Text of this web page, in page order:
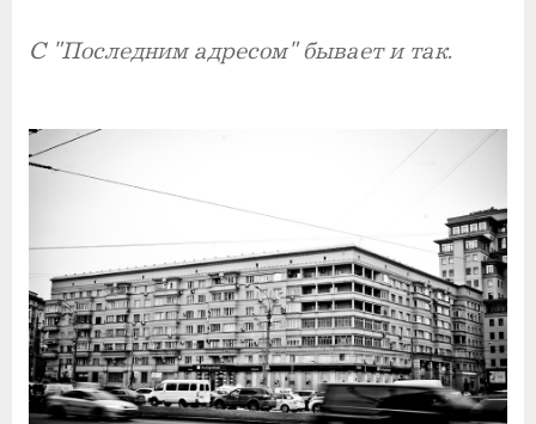
С "Последним адресом" бывает и так.